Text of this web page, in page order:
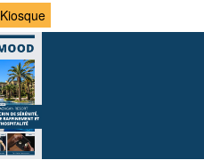
Kiosque